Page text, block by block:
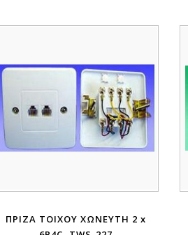
ΠΡΙΖΑ ΤΟΙΧΟΥ ΧΩΝΕΥΤΗ 2 x